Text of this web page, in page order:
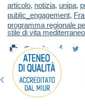
articolo, notizia, unipa,
public_engagement,
programma regionale
stile di vita mediterraneo